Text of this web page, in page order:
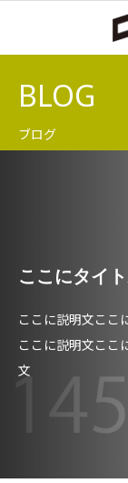
BLOG
ブログ
ここにタイ
ここに説明文ここ
ここに説明文ここ
文